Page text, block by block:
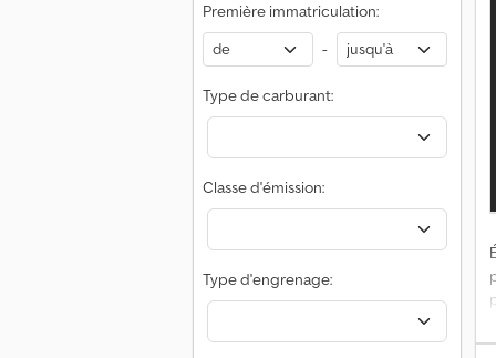
Première immatriculation:
-
Type de carburant:
Classe d'émission:
Type d'engrenage: